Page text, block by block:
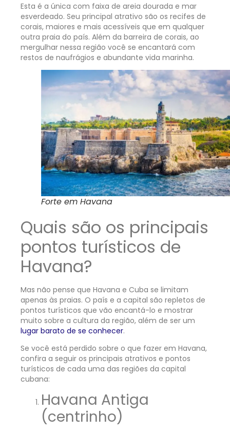
Esta é a única com faixa de areia dourada e mar
esverdeado. Seu principal atrativo são os recifes de
corais, maiores e mais acessíveis que em qualquer
outra praia do país. Além da barreira de corais, ao
mergulhar nessa região você se encantará com
restos de naufrágios e abundante vida marinha.
Forte em Havana
Quais são os principais
pontos turísticos de
Havana?
Mas não pense que Havana e Cuba se limitam
apenas às praias. O país e a capital são repletos de
pontos turísticos que vão encantá-lo e mostrar
muito sobre a cultura da região, além de ser um
lugar barato de se conhecer.
Se você está perdido sobre o que fazer em Havana,
confira a seguir os principais atrativos e pontos
turísticos de cada uma das regiões da capital
cubana:
Havana Antiga
(centrinho)